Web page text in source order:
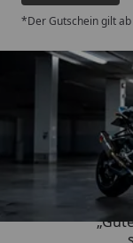
*Der Gutschein gilt